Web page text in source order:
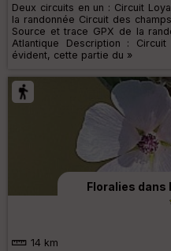
Deux circuits en un : Circuit
la randonnée Circuit des
Source et trace GPX de la
Atlantique Description :
évident, cette partie du »
Floralies dans
14 km